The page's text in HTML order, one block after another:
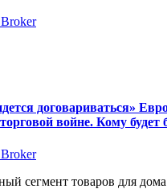
договариваться»
войне. Кому будет